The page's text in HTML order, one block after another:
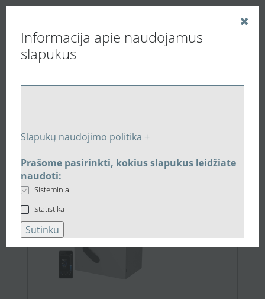
Informacija apie naudojamus
slapukus
Slapukų naudojimo politika +
Prašome pasirinkti, kokius slapukus leidžiate
naudoti:
Sisteminiai
Statistika
Sutinku
Vedinu.LT
SUPER KAINA 2.279,00 €